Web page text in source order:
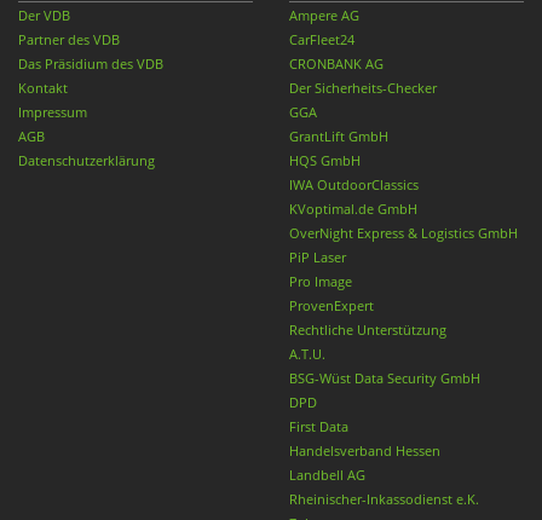
Der VDB
Partner des VDB
Das Präsidium des VDB
Kontakt
Impressum
AGB
Datenschutzerklärung
Ampere AG
CarFleet24
CRONBANK AG
Der Sicherheits-Checker
GGA
GrantLift GmbH
HQS GmbH
IWA OutdoorClassics
KVoptimal.de GmbH
OverNight Express & Logistics GmbH
PiP Laser
Pro Image
ProvenExpert
Rechtliche Unterstützung
A.T.U.
BSG-Wüst Data Security GmbH
DPD
First Data
Handelsverband Hessen
Landbell AG
Rheinischer-Inkassodienst e.K.